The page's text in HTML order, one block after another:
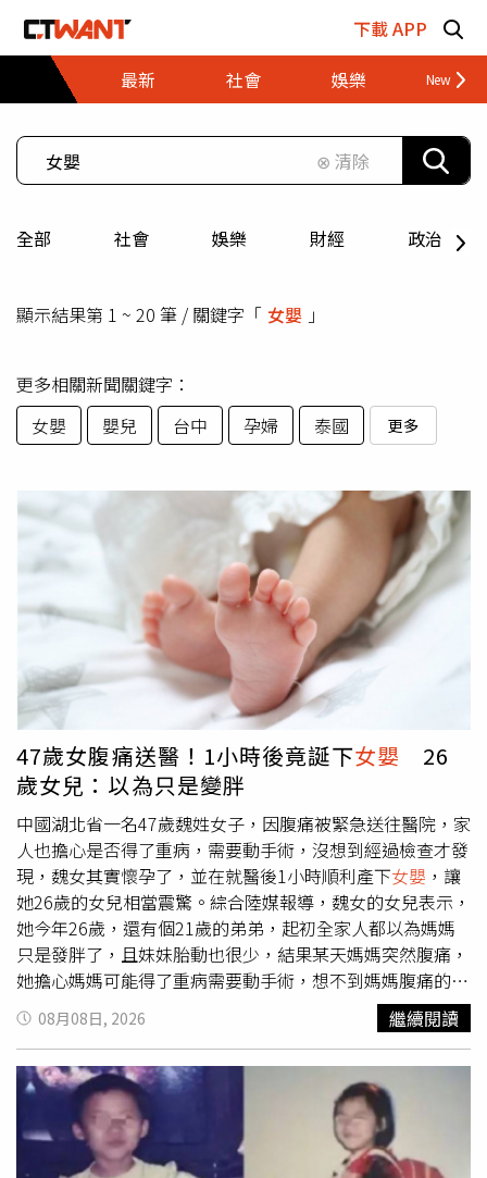
下載 APP
最新
社會 娛樂 財經
⊗ 清除
全部 社會 娛樂 財經 政治
顯示結果第 1 ~ 20 筆 / 關鍵字「 女嬰 」
更多相關新聞關鍵字：
女嬰
嬰兒 台中 孕婦 泰國 更多
47歲女腹痛送醫！1小時後竟誕下女嬰 26
歲女兒：以為只是變胖
中國湖北省一名47歲魏姓女子，因腹痛被緊急送往醫院，家
人也擔心是否得了重病，需要動手術，沒想到經過檢查才發
現，魏女其實懷孕了，並在就醫後1小時順利產下女嬰 ，讓
她26歲的女兒相當震驚。綜合陸媒報導，魏女的女兒表示，
她今年26歲，還有個21歲的弟弟，起初全家人都以為媽媽
只是發胖了，且妹妹胎動也很少，結果某天媽媽突然腹痛，
她擔心媽媽可能得了重病需要動手術，想不到媽媽腹痛的原
因竟是子宮收縮。魏女的女兒說，媽媽進到醫院後，經過1
小時即誕下女嬰，這讓全家都手忙腳亂，雖然她對於這個突
然到來的妹妹感到震驚、意外且神奇，但也替妹妹取了「小
驚喜」的暱稱。魏女的女兒指出，媽媽生產後，出現嚴重貧
血、營養不良的狀況，目前仍在醫院治療休養中，而父母的
態度也從最一開始的「不敢相信」，到現在對妹妹「愛不釋
手」，未來父母會負責撫養妹妹，她與弟弟則會幫忙照顧。
08月08日, 2026 繼續閱讀